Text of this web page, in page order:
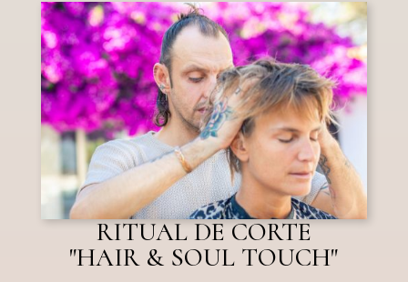
RITUAL DE CORTE
"HAIR & SOUL TOUCH"